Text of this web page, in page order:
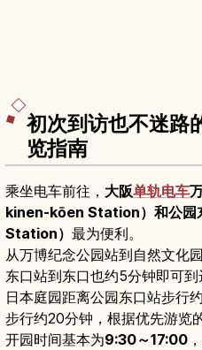
初次到访也不迷路
览指南
乘坐电车前往， 大阪单轨电车
kinen-kōen Station）和公
Station） 最为便利。
从万博纪念公园站到自然文化
东口站到东口也约5分钟即可到
日本庭园距离公园东口站步行
步行约20分钟，根据优先游览
开园时间基本为9:30～17:00